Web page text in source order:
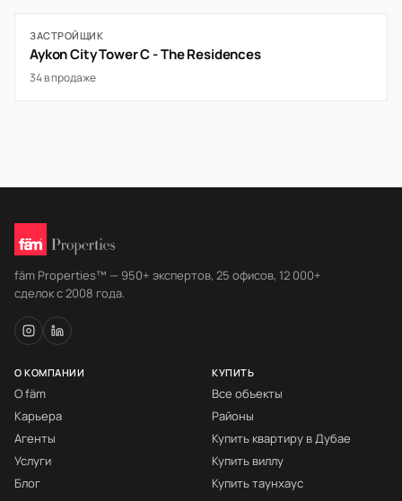
ЗАСТРОЙЩИК
Aykon City Tower C - The Residences
34 в продаже
fäm Properties™ — 950+ экспертов, 25 офисов, 12 000+
сделок с 2008 года.
О КОМПАНИИ
О fäm
Карьера
Агенты
Услуги
Блог
КУПИТЬ
Все объекты
Районы
Купить квартиру в Дубае
Купить виллу
Купить таунхаус